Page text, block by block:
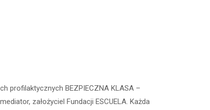
profilaktycznych BEZPIECZNA KLASA –
założyciel Fundacji ESCUELA. Każda